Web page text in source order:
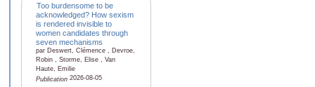
Too burdensome to be
acknowledged? How sexism
is rendered invisible to
women candidates through
seven mechanisms
par Deswert, Clémence , Devroe,
Robin , Storme, Elise , Van
Haute, Emilie
Publication2026-08-05